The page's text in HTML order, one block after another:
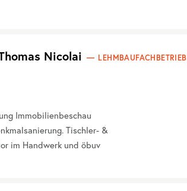
Nicolai LEHMBAUFACHBETRIEB
Immobilienbeschau
Tischler- &
im Handwerk und öbuv